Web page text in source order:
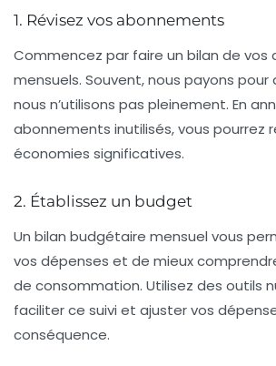
1. Révisez vos abonnements
Commencez par faire un bilan de vos
mensuels. Souvent, nous payons pour
nous n’utilisons pas pleinement. En
abonnements inutilisés, vous pourrez
économies significatives.
2. Établissez un budget
Un bilan budgétaire mensuel vous
vos dépenses et de mieux
de consommation. Utilisez des outils
faciliter ce suivi et ajuster vos
conséquence.